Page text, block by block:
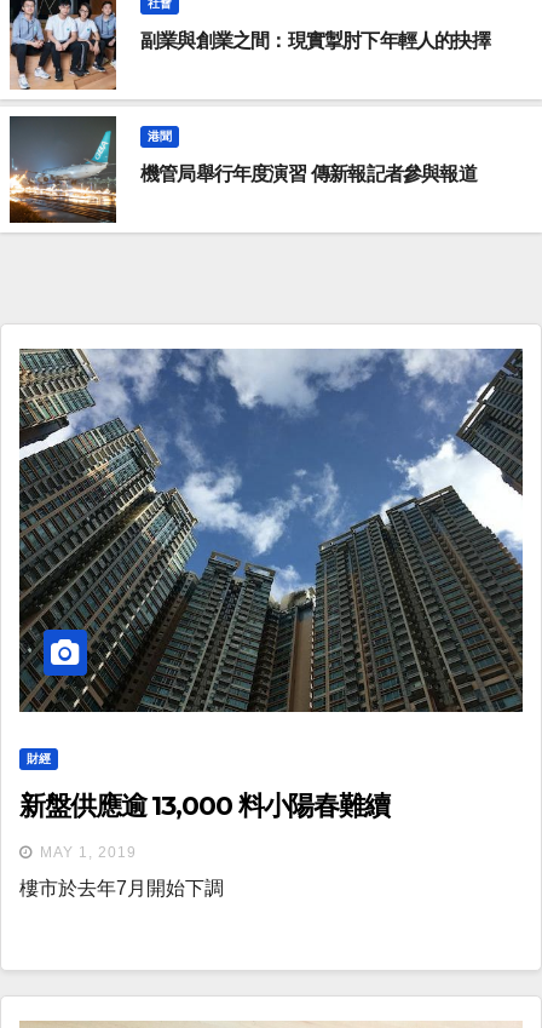
社會
副業與創業之間：現實掣肘下年輕人的抉擇
港聞
機管局舉行年度演習 傳新報記者參與報道
財經
新盤供應逾 13,000 料小陽春難續
MAY 1, 2019
樓市於去年7月開始下調